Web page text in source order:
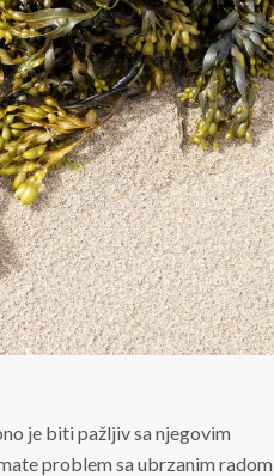
je biti pažljiv sa njegovim
problem sa ubrzanim radom